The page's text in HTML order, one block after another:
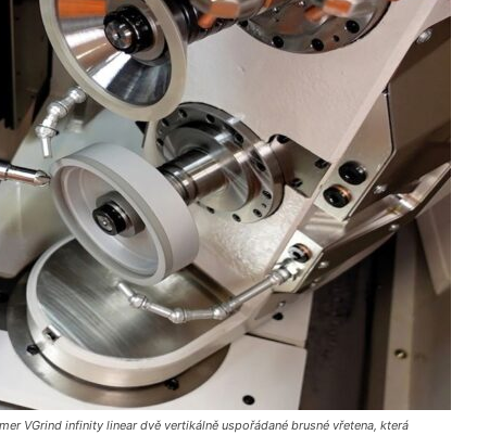
VGrind infinity linear dvě vertikálně uspořádané brusné vřetena, která